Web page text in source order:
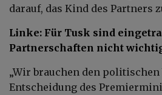
darauf, das Kind des Partners
Linke: Für Tusk sind
Partnerschaften nicht
„Wir brauchen den
Entscheidung des